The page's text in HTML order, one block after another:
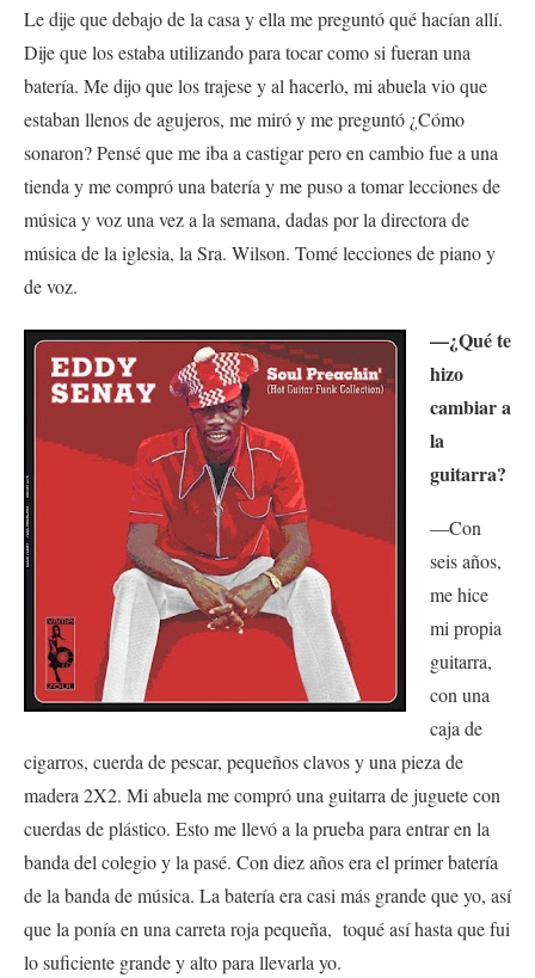
Le dije que debajo de la casa y ella me preguntó qué hacían allí.
Dije que los estaba utilizando para tocar como si fueran una
batería. Me dijo que los trajese y al hacerlo, mi abuela vio que
estaban llenos de agujeros, me miró y me preguntó ¿Cómo
sonaron? Pensé que me iba a castigar pero en cambio fue a una
tienda y me compró una batería y me puso a tomar lecciones de
música y voz una vez a la semana, dadas por la directora de
música de la iglesia, la Sra. Wilson. Tomé lecciones de piano y
de voz.
—¿Qué te
hizo
cambiar a
la
guitarra?
—Con
seis años,
me hice
mi propia
guitarra,
con una
caja de
cigarros, cuerda de pescar, pequeños clavos y una pieza de
madera 2X2. Mi abuela me compró una guitarra de juguete con
cuerdas de plástico. Esto me llevó a la prueba para entrar en la
banda del colegio y la pasé. Con diez años era el primer batería
de la banda de música. La batería era casi más grande que yo, así
que la ponía en una carreta roja pequeña, toqué así hasta que fui
lo suficiente grande y alto para llevarla yo.